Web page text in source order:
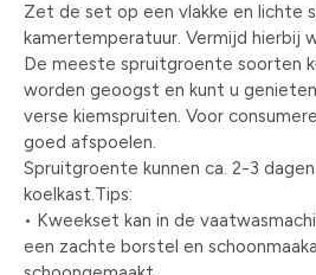
Zet de set op een vlakke en lichte
kamertemperatuur. Vermijd hierbij
De meeste spruitgroente soorten
worden geoogst en kunt u
verse kiemspruiten. Voor
goed afspoelen.
Spruitgroente kunnen ca. 2-3
koelkast.Tips:
• Kweekset kan in de
een zachte borstel en